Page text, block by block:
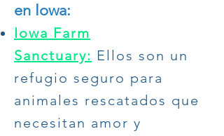
en Iowa:
Iowa Farm
Sanctuary: Ellos son un
refugio seguro para
animales rescatados que
necesitan amor y